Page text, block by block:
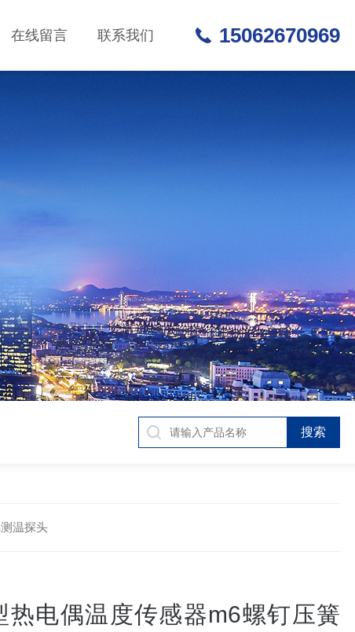
在线留言 联系我们 15062670969
温探头
热电偶温度传感器m6螺钉压簧